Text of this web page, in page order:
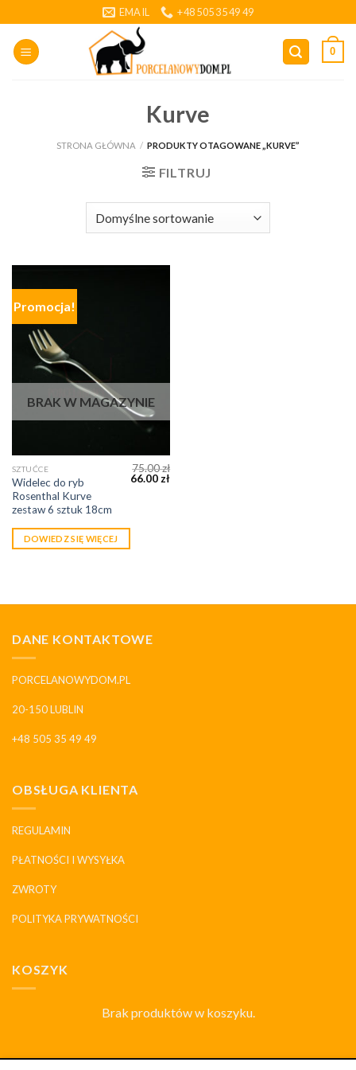
to
content
EMAIL +48 505 35 49 49
0
Kurve
STRONA GŁÓWNA / PRODUKTY OTAGOWANE „KURVE”
FILTRUJ
Promocja!
BRAK W MAGAZYNIE
SZTUĆCE
Widelec do ryb
Rosenthal Kurve
zestaw 6 sztuk 18cm
75.00zł
66.00 zł
DOWIEDZ SIĘ WIĘCEJ
DANE KONTAKTOWE
PORCELANOWYDOM.PL
20-150 LUBLIN
+48 505 35 49 49
OBSŁUGA KLIENTA
REGULAMIN
PŁATNOŚCI I WYSYŁKA
ZWROTY
POLITYKA PRYWATNOŚCI
KOSZYK
Brak produktów w koszyku.